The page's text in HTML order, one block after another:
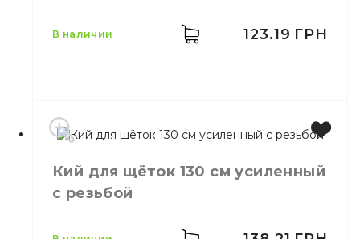
Производитель
Польша
Бренд
Пластик
в наличии 123.19 ГРН
Кий для щёток 130 см усиленный
с резьбой